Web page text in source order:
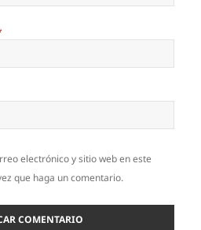
electrónico y sitio web en este
que haga un comentario.